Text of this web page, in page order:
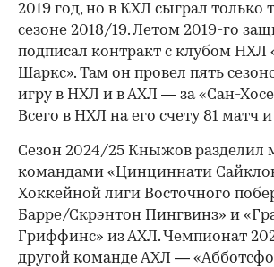
2019 год, но в КХЛ сыграл только
сезоне 2018/19. Летом 2019-го
подписал контракт с клубом НХЛ
Шаркс». Там он провел пять
игру в НХЛ и в АХЛ — за «Сан-Хосе
Всего в НХЛ на его счету 81 матч и
Сезон 2024/25 Кныжов разделил
командами «Цинциннати
Хоккейной лиги Восточного
Барре/Скрэнтон Пингвинз» и
Гриффинс» из АХЛ. Чемпионат
другой команде АХЛ —